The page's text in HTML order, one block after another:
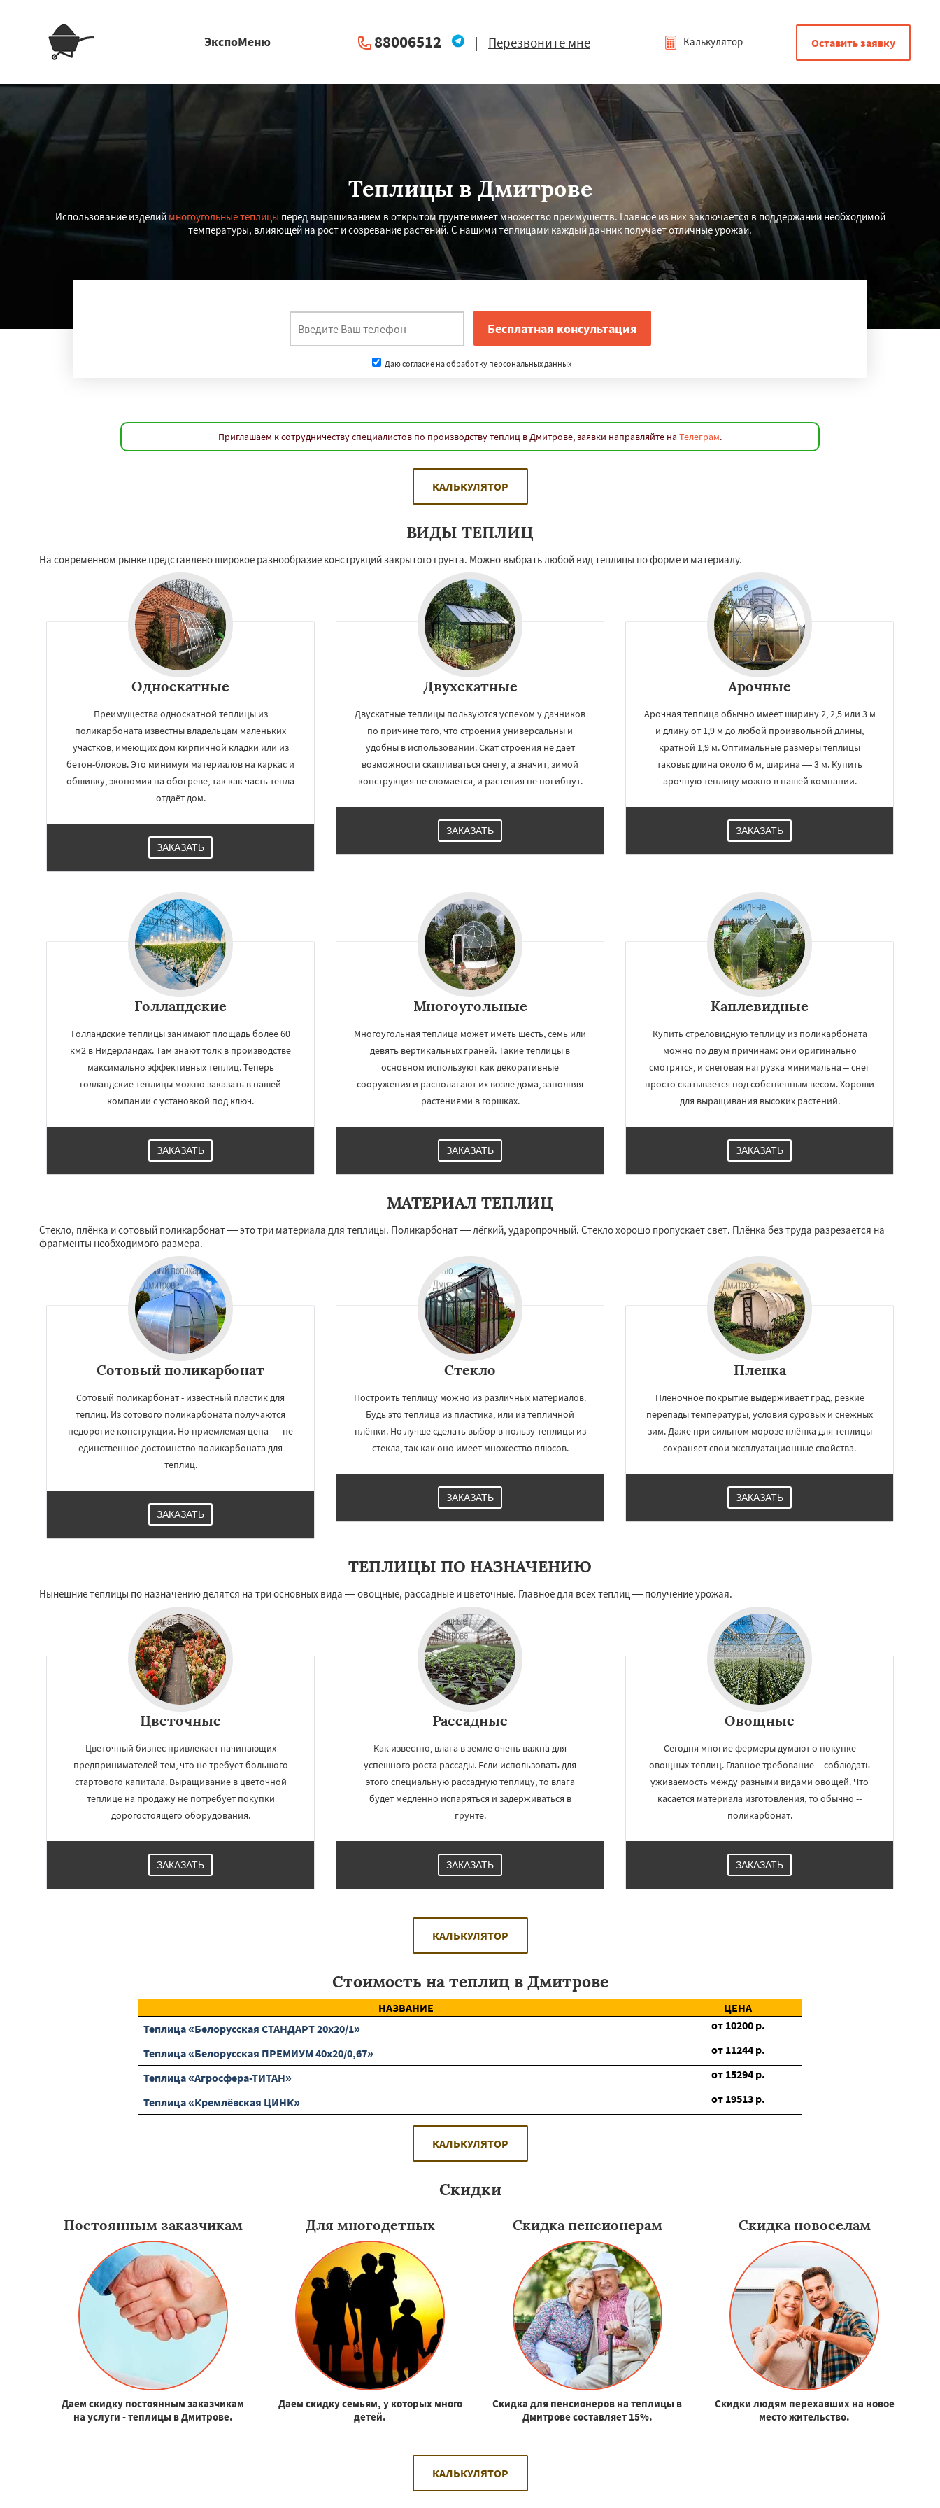
×
Дрезна
Зарайск
Клин Коломна Королев
Котельники
Лыткарино
Озеры
ЭкспоМеню 88006512 | Перезвоните мне Калькулятор Оставить заявку
Теплицы в Дмитрове
Использование изделий многоугольные теплицы перед выращиванием в открытом грунте имеет множество преимуществ. Главное из них заключается в поддержании необходимой
температуры, влияющей на рост и созревание растений. С нашими теплицами каждый дачник получает отличные урожаи.
Даю согласие на обработку персональных данных
Приглашаем к сотрудничеству специалистов по производству теплиц в Дмитрове, заявки направляйте на Телеграм.
КАЛЬКУЛЯТОР
ВИДЫ ТЕПЛИЦ
На современном рынке представлено широкое разнообразие конструкций закрытого грунта. Можно выбрать любой вид теплицы по форме и материалу.
Односкатные
Преимущества односкатной теплицы из
поликарбоната известны владельцам маленьких
участков, имеющих дом кирпичной кладки или из
бетон-блоков. Это минимум материалов на каркас и
обшивку, экономия на обогреве, так как часть тепла
отдаёт дом.
ЗАКАЗАТЬ
Двухскатные
Двускатные теплицы пользуются успехом у дачников
по причине того, что строения универсальны и
удобны в использовании. Скат строения не дает
возможности скапливаться снегу, а значит, зимой
конструкция не сломается, и растения не погибнут.
ЗАКАЗАТЬ
Арочные
Арочная теплица обычно имеет ширину 2, 2,5 или 3 м
и длину от 1,9 м до любой произвольной длины,
кратной 1,9 м. Оптимальные размеры теплицы
таковы: длина около 6 м, ширина — 3 м. Купить
арочную теплицу можно в нашей компании.
ЗАКАЗАТЬ
Голландские
Голландские теплицы занимают площадь более 60
км2 в Нидерландах. Там знают толк в производстве
максимально эффективных теплиц. Теперь
голландские теплицы можно заказать в нашей
компании с установкой под ключ.
ЗАКАЗАТЬ
Многоугольные
Многоугольная теплица может иметь шесть, семь или
девять вертикальных граней. Такие теплицы в
основном используют как декоративные
сооружения и располагают их возле дома, заполняя
растениями в горшках.
ЗАКАЗАТЬ
Каплевидные
Купить стреловидную теплицу из поликарбоната
можно по двум причинам: они оригинально
смотрятся, и снеговая нагрузка минимальна – снег
просто скатывается под собственным весом. Хороши
для выращивания высоких растений.
ЗАКАЗАТЬ
МАТЕРИАЛ ТЕПЛИЦ
Стекло, плёнка и сотовый поликарбонат — это три материала для теплицы. Поликарбонат — лёгкий, ударопрочный. Стекло хорошо пропускает свет. Плёнка без труда разрезается на
фрагменты необходимого размера.
Сотовый поликарбонат
Сотовый поликарбонат - известный пластик для
теплиц. Из сотового поликарбоната получаются
недорогие конструкции. Но приемлемая цена — не
единственное достоинство поликарбоната для
теплиц.
ЗАКАЗАТЬ
Стекло
Построить теплицу можно из различных материалов.
Будь это теплица из пластика, или из тепличной
плёнки. Но лучше сделать выбор в пользу теплицы из
стекла, так как оно имеет множество плюсов.
ЗАКАЗАТЬ
Пленка
Пленочное покрытие выдерживает град, резкие
перепады температуры, условия суровых и снежных
зим. Даже при сильном морозе плёнка для теплицы
сохраняет свои эксплуатационные свойства.
ЗАКАЗАТЬ
ТЕПЛИЦЫ ПО НАЗНАЧЕНИЮ
Нынешние теплицы по назначению делятся на три основных вида — овощные, рассадные и цветочные. Главное для всех теплиц — получение урожая.
Цветочные
Цветочный бизнес привлекает начинающих
предпринимателей тем, что не требует большого
стартового капитала. Выращивание в цветочной
теплице на продажу не потребует покупки
дорогостоящего оборудования.
ЗАКАЗАТЬ
Рассадные
Как известно, влага в земле очень важна для
успешного роста рассады. Если использовать для
этого специальную рассадную теплицу, то влага
будет медленно испаряться и задерживаться в
грунте.
ЗАКАЗАТЬ
Овощные
Сегодня многие фермеры думают о покупке
овощных теплиц. Главное требование -- соблюдать
уживаемость между разными видами овощей. Что
касается материала изготовления, то обычно --
поликарбонат.
ЗАКАЗАТЬ
КАЛЬКУЛЯТОР
Стоимость на теплиц в Дмитрове
НАЗВАНИЕ
ЦЕНА
Теплица «Белорусская СТАНДАРТ 20х20/1»
от 10200 р.
Теплица «Белорусская ПРЕМИУМ 40х20/0,67»
от 11244 р.
Теплица «Агросфера-ТИТАН»
от 15294 р.
Теплица «Кремлёвская ЦИНК»
от 19513 р.
КАЛЬКУЛЯТОР
Скидки
Постоянным заказчикам
Даем скидку постоянным заказчикам
на услуги - теплицы в Дмитрове.
Для многодетных
Даем скидку семьям, у которых много
детей.
Скидка пенсионерам
Скидка для пенсионеров на теплицы в
Дмитрове составляет 15%.
Скидка новоселам
Скидки людям перехавших на новое
место жительство.
КАЛЬКУЛЯТОР
УЗНАТЬ ПОДРОБНЕЕ ×
Даю согласие на обработку персональных данных